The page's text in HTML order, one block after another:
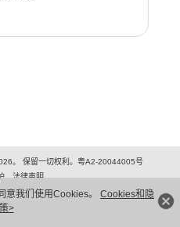
意我们使用Cookies。 Cookies和隐
>
。 保留一切权利。粤A2-20044005号
法律声明